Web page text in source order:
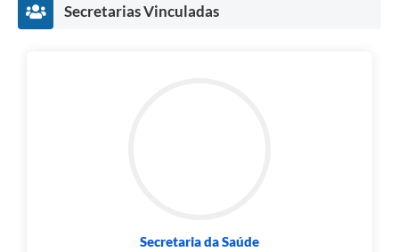
Secretarias Vinculadas
Secretaria da Saúde